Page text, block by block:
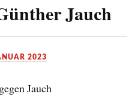
Jauch
2023